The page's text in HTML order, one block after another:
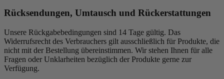
Rücksendungen, Umtausch und Rückerstattungen
Unsere Rückgabebedingungen sind 14 Tage gültig. Das
Widerrufsrecht des Verbrauchers gilt ausschließlich für Produkte, die
nicht mit der Bestellung übereinstimmen. Wir stehen Ihnen für alle
Fragen oder Unklarheiten bezüglich der Produkte gerne zur
Verfügung.